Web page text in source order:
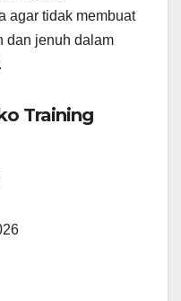
agar tidak membuat
dan jenuh dalam
Training